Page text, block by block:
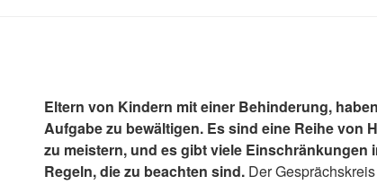
Eltern von Kindern mit einer Behinderung,
Aufgabe zu bewältigen. Es sind eine Reihe von
zu meistern, und es gibt viele Einschränkungen
Regeln, die zu beachten sind.Der